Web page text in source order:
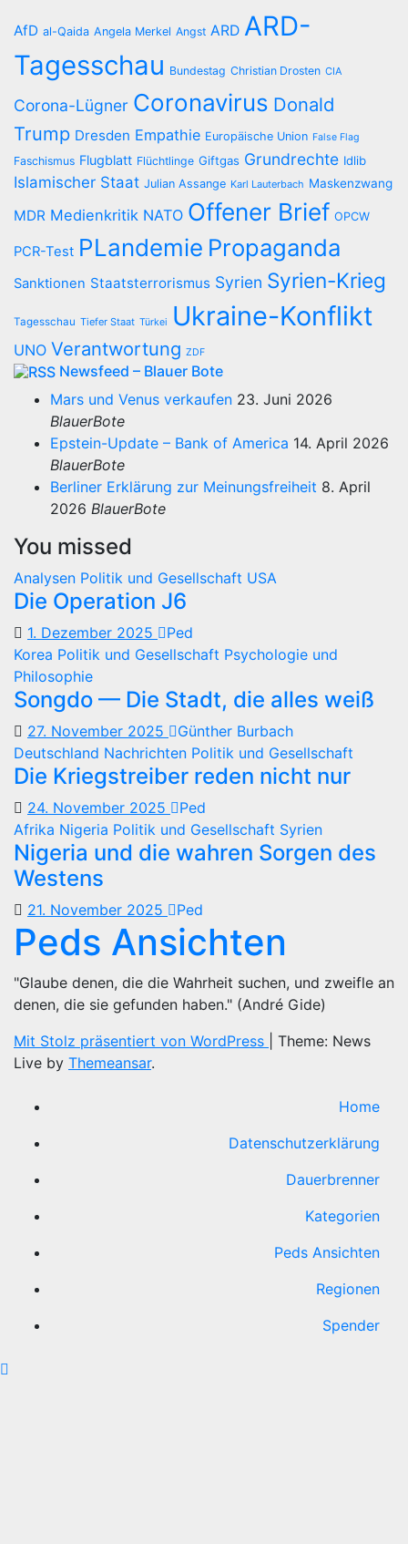
AfD al-Qaida Angela Merkel Angst ARD ARD-
Tagesschau Bundestag Christian Drosten CIA
Corona-Lügner Coronavirus Donald
Trump Dresden Empathie Europäische Union False Flag
Faschismus Flugblatt Flüchtlinge Giftgas Grundrechte Idlib
Islamischer Staat Julian Assange Karl Lauterbach Maskenzwang
MDR Medienkritik NATO Offener Brief OPCW
PCR-Test PLandemie Propaganda
Sanktionen Staatsterrorismus Syrien Syrien-Krieg
Tagesschau Tiefer Staat Türkei Ukraine-Konflikt
UNO Verantwortung ZDF
Newsfeed – Blauer Bote
Mars und Venus verkaufen 23. Juni 2026
BlauerBote
Epstein-Update – Bank of America 14. April 2026
BlauerBote
Berliner Erklärung zur Meinungsfreiheit 8. April
2026 BlauerBote
You missed
Analysen Politik und Gesellschaft USA
Die Operation J6
1. Dezember 2025
Ped
Korea Politik und Gesellschaft Psychologie und
Philosophie
Songdo — Die Stadt, die alles weiß
27. November 2025
Günther Burbach
Deutschland Nachrichten Politik und Gesellschaft
Die Kriegstreiber reden nicht nur
24. November 2025
Ped
Afrika Nigeria Politik und Gesellschaft Syrien
Nigeria und die wahren Sorgen des
Westens
21. November 2025 Ped
Peds Ansichten
"Glaube denen, die die Wahrheit suchen, und zweifle an
denen, die sie gefunden haben." (André Gide)
Mit Stolz präsentiert von WordPress
Theme: News
Live by Themeansar.
Home
Datenschutzerklärung
Dauerbrenner
Kategorien
Peds Ansichten
Regionen
Spender